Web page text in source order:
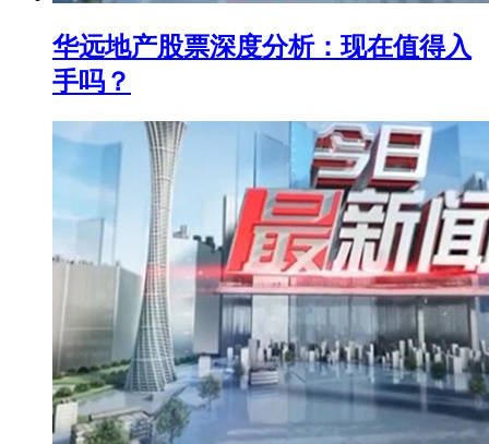
华远地产股票深度分析：现在值得入
手吗？